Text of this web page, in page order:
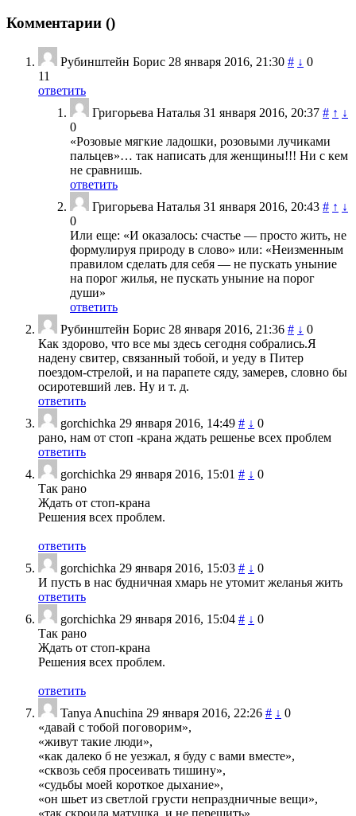
Комментарии ()
Рубинштейн Борис 28 января 2016, 21:30 # ↓ 0
11
ответить
Григорьева Наталья 31 января 2016, 20:37 # ↑ ↓
0
«Розовые мягкие ладошки, розовыми лучиками
пальцев»… так написать для женщины!!! Ни с кем
не сравнишь.
ответить
Григорьева Наталья 31 января 2016, 20:43 # ↑ ↓
0
Или еще: «И оказалось: счастье — просто жить, не
формулируя природу в слово» или: «Неизменным
правилом сделать для себя — не пускать уныние
на порог жилья, не пускать уныние на порог
души»
ответить
Рубинштейн Борис 28 января 2016, 21:36 # ↓ 0
Как здорово, что все мы здесь сегодня собрались.Я
надену свитер, связанный тобой, и уеду в Питер
поездом-стрелой, и на парапете сяду, замерев, словно бы
осиротевший лев. Ну и т. д.
ответить
gorchichka 29 января 2016, 14:49 # ↓ 0
рано, нам от стоп -крана ждать решенье всех проблем
ответить
gorchichka 29 января 2016, 15:01 # ↓ 0
Так рано
Ждать от стоп-крана
Решения всех проблем.
ответить
gorchichka 29 января 2016, 15:03 # ↓ 0
И пусть в нас будничная хмарь не утомит желанья жить
ответить
gorchichka 29 января 2016, 15:04 # ↓ 0
Так рано
Ждать от стоп-крана
Решения всех проблем.
ответить
Tanya Anuchina 29 января 2016, 22:26 # ↓ 0
«давай с тобой поговорим»,
«живут такие люди»,
«как далеко б не уезжал, я буду с вами вместе»,
«сквозь себя просеивать тишину»,
«судьбы моей короткое дыхание»,
«он шьет из светлой грусти непраздничные вещи»,
«так скроила матушка, и не перешить»,